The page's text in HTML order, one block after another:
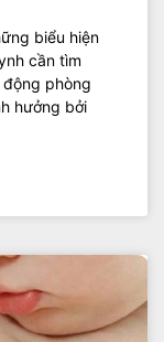
biểu hiện
cần tìm
phòng
hưởng bởi